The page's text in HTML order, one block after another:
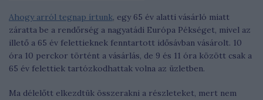
Ahogy arról tegnap írtunk, egy 65 év alatti vásárló miatt
záratta be a rendőrség a nagyatádi Európa Pékséget, mivel az
illető a 65 év felettieknek fenntartott idősávban vásárolt. 10
óra 10 perckor történt a vásárlás, de 9 és 11 óra között csak a
65 év felettiek tartózkodhattak volna az üzletben.
Ma délelőtt elkezdtük összerakni a részleteket, mert nem